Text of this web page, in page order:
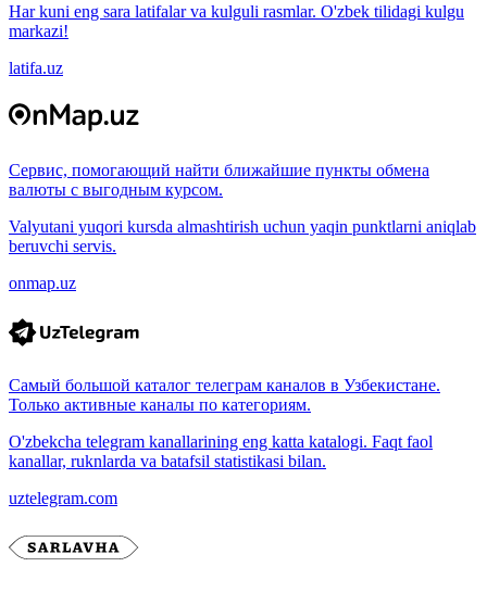
Har kuni eng sara latifalar va kulguli rasmlar. O'zbek tilidagi kulgu
markazi!
latifa.uz
Сервис, помогающий найти ближайшие пункты обмена
валюты с выгодным курсом.
Valyutani yuqori kursda almashtirish uchun yaqin punktlarni aniqlab
beruvchi servis.
onmap.uz
Самый большой каталог телеграм каналов в Узбекистане.
Только активные каналы по категориям.
O'zbekcha telegram kanallarining eng katta katalogi. Faqt faol
kanallar, ruknlarda va batafsil statistikasi bilan.
uztelegram.com